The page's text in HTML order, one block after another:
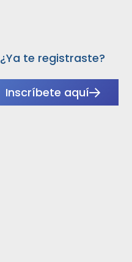
¿Ya te registraste?
Inscríbete aquí